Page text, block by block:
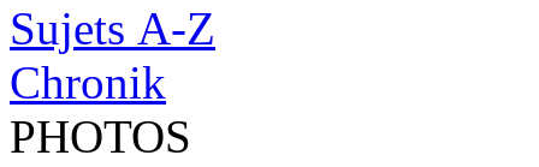
Sujets A-Z
Chronik
PHOTOS